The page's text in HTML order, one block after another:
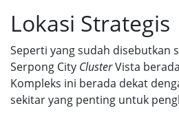
Lokasi Strategis
Seperti yang sudah disebutkan
Serpong City ClusterVista
Kompleks ini berada dekat
sekitar yang penting untuk